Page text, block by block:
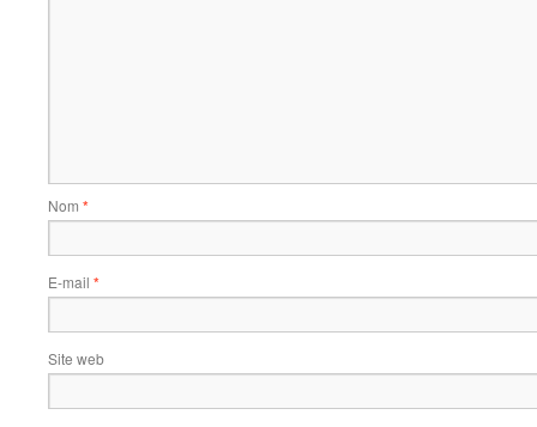
Nom *
E-mail *
Site web